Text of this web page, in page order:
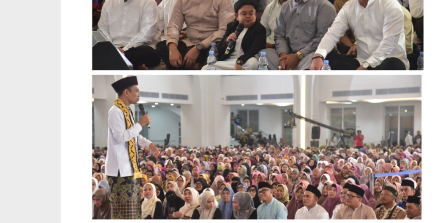
Ini Dia Hubungan Partai Garuda
Strategi PPP Menangkan Duet
Ganjar dan Gus Yasin
Di Berita, Politik | Februari 19, 2018
Ini Dia Hubungan Partai Garuda
dengan Gerindra
Di Berita, Politik | Februari 19, 2018